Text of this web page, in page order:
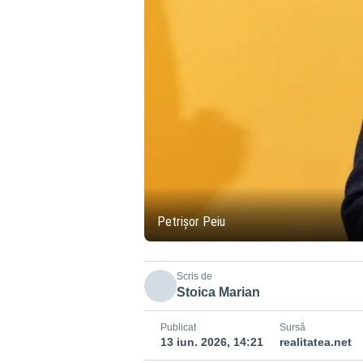
Petrișor Peiu
Scris de
Stoica Marian
Publicat
13 iun. 2026, 14:21
Sursă
realitatea.net